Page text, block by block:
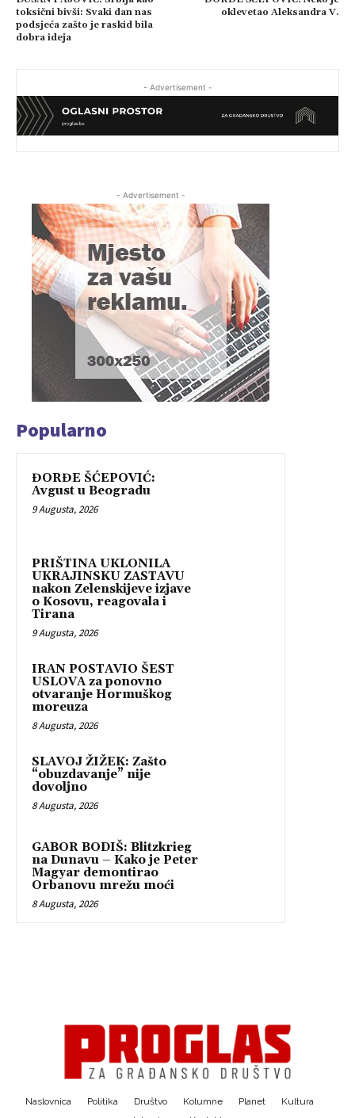
toksični bivši: Svaki dan nas
podsjeća zašto je raskid bila
dobra ideja
oklevetao Aleksandra V.
- Advertisement -
- Advertisement -
Popularno
ĐORĐE ŠĆEPOVIĆ:
Avgust u Beogradu
9 Augusta, 2026
PRIŠTINA UKLONILA
UKRAJINSKU ZASTAVU
nakon Zelenskijeve izjave
o Kosovu, reagovala i
Tirana
9 Augusta, 2026
IRAN POSTAVIO ŠEST
USLOVA za ponovno
otvaranje Hormuškog
moreuza
8 Augusta, 2026
SLAVOJ ŽIŽEK: Zašto
“obuzdavanje” nije
dovoljno
8 Augusta, 2026
GABOR BODIŠ: Blitzkrieg
na Dunavu – Kako je Peter
Magyar demontirao
Orbanovu mrežu moći
8 Augusta, 2026
Naslovnica Politika Društvo Kolumne Planet
Kultura